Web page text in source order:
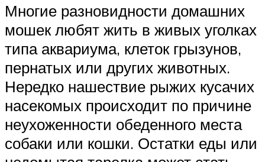
Многие разновидности домашних
мошек любят жить в живых уголках
типа аквариума, клеток грызунов,
пернатых или других животных.
Нередко нашествие рыжих кусачих
насекомых происходит по причине
неухоженности обеденного места
собаки или кошки. Остатки еды или